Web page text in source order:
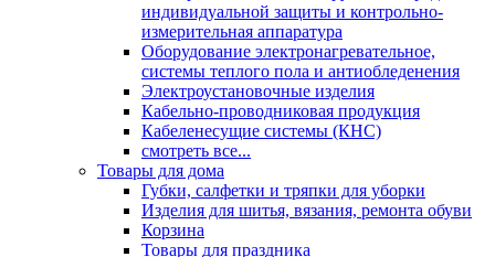
индивидуальной защиты и контрольно-
измерительная аппаратура
Оборудование электронагревательное,
системы теплого пола и антиобледенения
Электроустановочные изделия
Кабельно-проводниковая продукция
Кабеленесущие системы (КНС)
смотреть все...
Товары для дома
Губки, салфетки и тряпки для уборки
Изделия для шитья, вязания, ремонта обуви
Корзина
Товары для праздника